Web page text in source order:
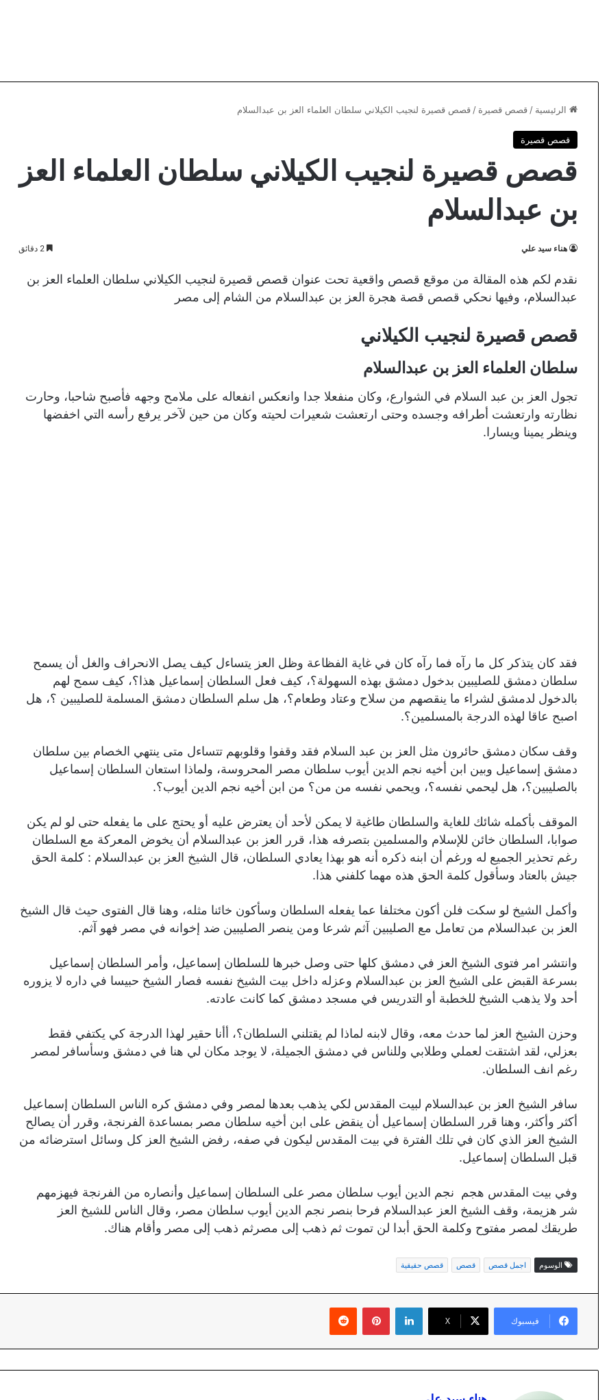
الرئيسية / قصص قصيرة / قصص قصيرة لنجيب الكيلاني سلطان العلماء العز بن عبدالسلام
قصص قصيرة
قصص قصيرة لنجيب الكيلاني سلطان العلماء العز
بن عبدالسلام
هناء سيد علي
نقدم لكم هذه المقالة من موقع قصص واقعية تحت عنوان قصص قصيرة لنجيب الكيلاني سلطان العلماء العز بن
عبدالسلام، وفيها نحكي قصص قصة هجرة العز بن عبدالسلام من الشام إلى مصر
قصص قصيرة لنجيب الكيلاني
سلطان العلماء العز بن عبدالسلام
تجول العز بن عبد السلام في الشوارع، وكان منفعلا جدا وانعكس انفعاله على ملامح وجهه فأصبح شاحبا، وحارت
نظارته وارتعشت أطرافه وجسده وحتى ارتعشت شعيرات لحيته وكان من حين لآخر يرفع رأسه التي اخفضها
وينظر يمينا ويسارا.
فقد كان يتذكر كل ما رآه فما رآه كان في غاية الفظاعة وظل العز يتساءل كيف يصل الانحراف والغل أن يسمح
سلطان دمشق للصليبين بدخول دمشق بهذه السهولة؟، كيف فعل السلطان إسماعيل هذا؟، كيف سمح لهم
بالدخول لدمشق لشراء ما ينقصهم من سلاح وعتاد وطعام؟، هل سلم السلطان دمشق المسلمة للصليبين ؟، هل
اصبح عاقا لهذه الدرجة بالمسلمين؟.
وقف سكان دمشق حائرون مثل العز بن عبد السلام فقد وقفوا وقلوبهم تتساءل متى ينتهي الخصام بين سلطان
دمشق إسماعيل وبين ابن أخيه نجم الدين أيوب سلطان مصر المحروسة، ولماذا استعان السلطان إسماعيل
بالصليبين؟، هل ليحمي نفسه؟، ويحمي نفسه من من؟ من ابن أخيه نجم الدين أيوب؟.
الموقف بأكمله شائك للغاية والسلطان طاغية لا يمكن لأحد أن يعترض عليه أو يحتج على ما يفعله حتى لو لم يكن
صوابا، السلطان خائن للإسلام والمسلمين بتصرفه هذا، قرر العز بن عبدالسلام أن يخوض المعركة مع السلطان
رغم تحذير الجميع له ورغم أن ابنه ذكره أنه هو بهذا يعادي السلطان، قال الشيخ العز بن عبدالسلام : كلمة الحق
جيش بالعتاد وسأقول كلمة الحق هذه مهما كلفني هذا.
وأكمل الشيخ لو سكت فلن أكون مختلفا عما يفعله السلطان وسأكون خائنا مثله، وهنا قال الفتوى حيث قال الشيخ
العز بن عبدالسلام من تعامل مع الصليبين آثم شرعا ومن ينصر الصليبين ضد إخوانه في مصر فهو آثم.
وانتشر امر فتوى الشيخ العز في دمشق كلها حتى وصل خبرها للسلطان إسماعيل، وأمر السلطان إسماعيل
بسرعة القبض على الشيخ العز بن عبدالسلام وعزله داخل بيت الشيخ نفسه فصار الشيخ حبيسا في داره لا يزوره
أحد ولا يذهب الشيخ للخطبة أو التدريس في مسجد دمشق كما كانت عادته.
وحزن الشيخ العز لما حدث معه، وقال لابنه لماذا لم يقتلني السلطان؟، أأنا حقير لهذا الدرجة كي يكتفي فقط
بعزلي، لقد اشتقت لعملي وطلابي وللناس في دمشق الجميلة، لا يوجد مكان لي هنا في دمشق وسأسافر لمصر
رغم انف السلطان.
سافر الشيخ العز بن عبدالسلام لبيت المقدس لكي يذهب بعدها لمصر وفي دمشق كره الناس السلطان إسماعيل
أكثر وأكثر، وهنا قرر السلطان إسماعيل أن ينقض على ابن أخيه سلطان مصر بمساعدة الفرنجة، وقرر أن يصالح
الشيخ العز الذي كان في تلك الفترة في بيت المقدس ليكون في صفه، رفض الشيخ العز كل وسائل استرضائه من
قبل السلطان إسماعيل.
وفي بيت المقدس هجم نجم الدين أيوب سلطان مصر على السلطان إسماعيل وأنصاره من الفرنجة فيهزمهم
شر هزيمة، وقف الشيخ العز عبدالسلام فرحا بنصر نجم الدين أيوب سلطان مصر، وقال الناس للشيخ العز
طريقك لمصر مفتوح وكلمة الحق أبدا لن تموت ثم ذهب إلى مصرثم ذهب إلى مصر وأقام هناك.
الوسوم اجمل قصص قصص قصص حقيقية
فيسبوك X
لينكدإن بينتيريست